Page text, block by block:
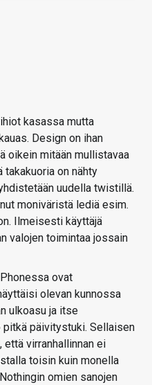
kasassa mutta
Design on ihan
oikein mitään mullistavaa
takakuoria on nähty
uudella twistillä.
moniväristä lediä esim.
Ilmeisesti käyttäjä
valojen toimintaa jossain
ovat
olevan kunnossa
ulkoasu ja itse
päivitystuki. Sellaisen
virranhallinnan ei
toisin kuin monella
omien sanojen